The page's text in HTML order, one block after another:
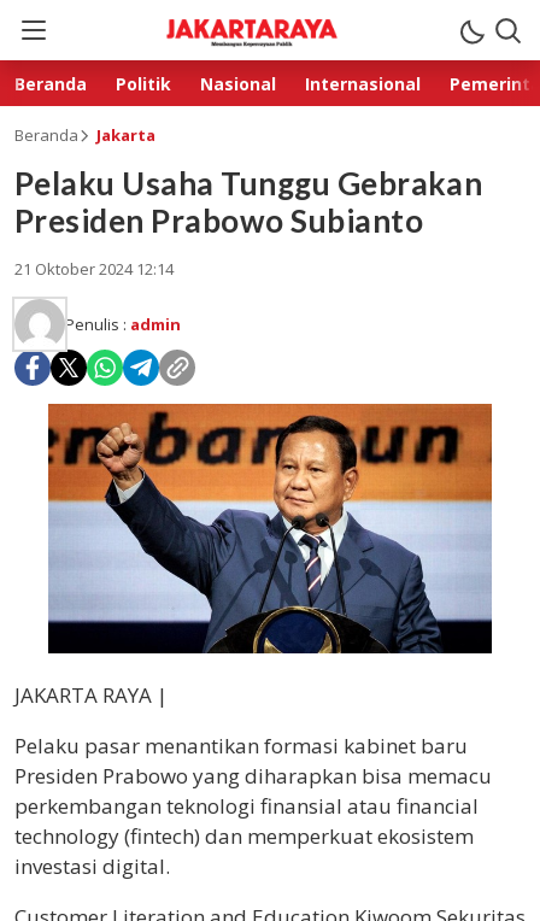
Beranda Politik Nasional Internasional
Beranda Jakarta
Pelaku Usaha Tunggu Gebrakan
Presiden Prabowo Subianto
21 Oktober 2024 12:14
Penulis : admin
JAKARTA RAYA |
Pelaku pasar menantikan formasi kabinet baru
Presiden Prabowo yang diharapkan bisa memacu
perkembangan teknologi finansial atau financial
technology (fintech) dan memperkuat ekosistem
investasi digital.